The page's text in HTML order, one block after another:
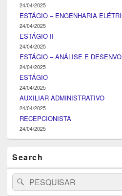
24/04/2025
ESTÁGIO – ENGENHARIA
24/04/2025
ESTÁGIO II
24/04/2025
ESTÁGIO – ANÁLISE E
24/04/2025
ESTÁGIO
24/04/2025
AUXILIAR ADMINISTRATIVO
24/04/2025
RECEPCIONISTA
24/04/2025
Search
Search
for:
Pesquisar